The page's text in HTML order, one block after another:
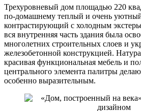
Трехуровневый дом площадью 220
по-домашнему теплый и очень
контрастирующий с холодным
вся внутренняя часть здания была
многолетних строительных слоев и
железобетонной конструкцией.
красивая функциональная мебель и
центрального элемента палитры
особенно выразительным.